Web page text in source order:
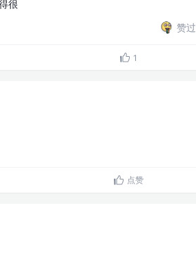
很
赞过
1
点赞